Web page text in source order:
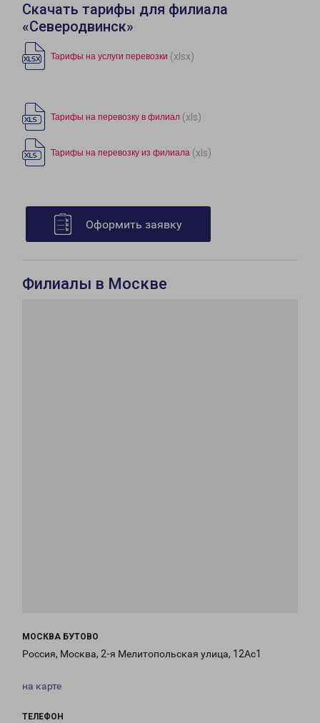
Скачать тарифы для филиала
«Северодвинск»
Тарифы на услуги перевозки (xlsx)
Тарифы на перевозку в филиал (xls)
Тарифы на перевозку из филиала (xls)
Оформить заявку
Филиалы в Москве
МОСКВА БУТОВО
Россия, Москва, 2-я Мелитопольская улица, 12Ас1
на карте
ТЕЛЕФОН